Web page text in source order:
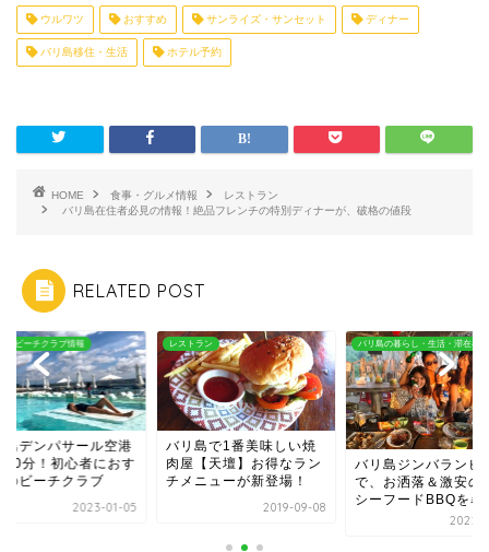
ウルワツ おすすめ サンライズ・サンセット ディナー
バリ島移住・生活 ホテル予約
HOME 食事・グルメ情報
レストラン
バリ島在住者必見の情報！絶品フレンチの特別ディナーが、破格の値段
RELATED POST
ラン
島で1番美味しい焼
【天壇】お得なラン
ニューが新登場！
2019-09-08
バリ島の暮らし・生活・滞在者向け
バリ島ジンバランビーチ
で、お洒落＆激安の穴場
シーフードBBQを暴露
ビーチ・ビーチクラブ情報
バリ島デンパサール
から10分！初心者に
すめのビーチクラブ
2023-